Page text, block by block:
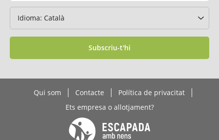
Subscriu-t'hi
Qui som Contacte
Política de privacitat
Ets empresa o allotjament?